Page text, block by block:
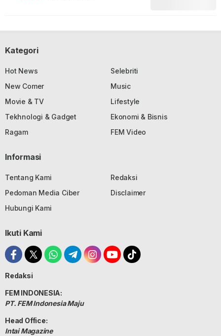
Kategori
Hot News
Selebriti
New Comer
Music
Movie & TV
Lifestyle
Tekhnologi & Gadget
Ekonomi & Bisnis
Ragam
FEM Video
Informasi
Tentang Kami
Redaksi
Pedoman Media Ciber
Disclaimer
Hubungi Kami
Ikuti Kami
Redaksi
FEM INDONESIA:
PT. FEM Indonesia Maju
Head Office:
Intai Magazine